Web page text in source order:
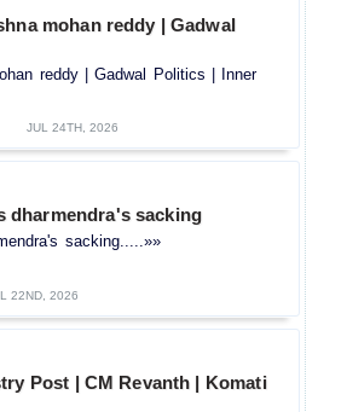
mohan reddy | Gadwal
reddy | Gadwal Politics | Inner
JUL 24TH, 2026
dharmendra's sacking
sacking.....»»
22ND, 2026
Post | CM Revanth | Komati